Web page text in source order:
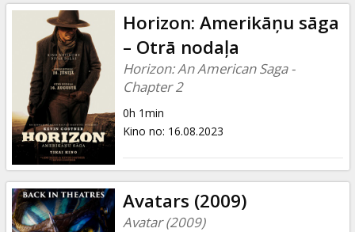
B2B
Kino
Klubs
Horizon: Amerikāņu sāga
– Otrā nodaļa
Horizon: An American Saga -
Chapter 2
0h 1min
Kino no: 16.08.2023
Avatars (2009)
Avatar (2009)